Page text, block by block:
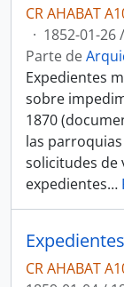
CR AHABAT
· 1852-01-26
Parte de
Expedientes
sobre
1870
las
solicitudes de
expedientes…
CR AHABAT